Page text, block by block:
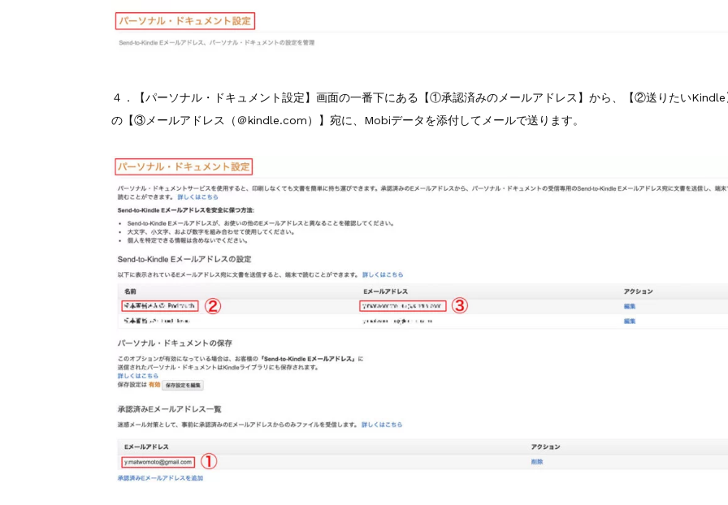
４．【パーソナル・ドキュメント設定】画面の一番下にある【①承認済みのメールアドレス】から、【②送りたいKindle
の【③メールアドレス（＠kindle.com）】宛に、Mobiデータを添付してメールで送ります。